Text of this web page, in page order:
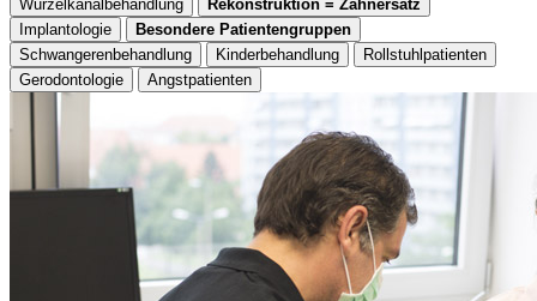
Wurzelkanalbehandlung
Rekonstruktion = Zahnersatz
Implantologie
Besondere Patientengruppen
Schwangerenbehandlung
Kinderbehandlung
Rollstuhlpatienten
Gerodontologie
Angstpatienten